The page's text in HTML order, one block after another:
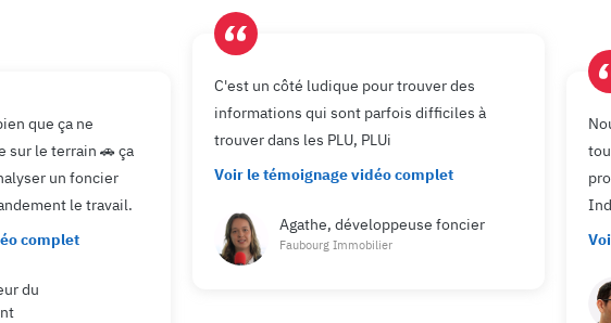
que ça ne
sur le terrain 🚗 ça
un foncier
le travail.
complet
du
C'est un côté ludique pour trouver des
informations qui sont parfois difficiles à
trouver dans les PLU, PLUi
Voir le témoignage vidéo complet
Agathe, développeuse foncier
Faubourg Immobilier